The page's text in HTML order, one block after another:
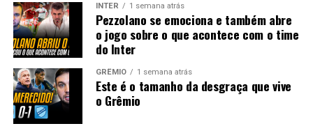
INTER 1 semana atrás
Pezzolano se emociona e também abre
o jogo sobre o que acontece com o time
do Inter
GRÊMIO 1 semana atrás
Este é o tamanho da desgraça que vive
o Grêmio